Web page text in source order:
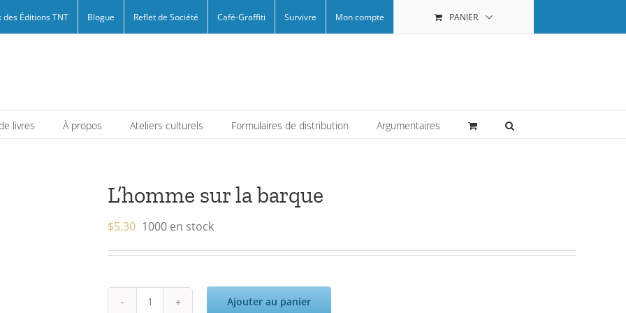
des Éditions TNT Blogue Reflet de Société Café-Graffiti Survivre Mon compte PANIER
livres À propos Ateliers culturels Formulaires de distribution Argumentaires
L’homme sur la barque
$5.30 1000 en stock
Ajouter au panier